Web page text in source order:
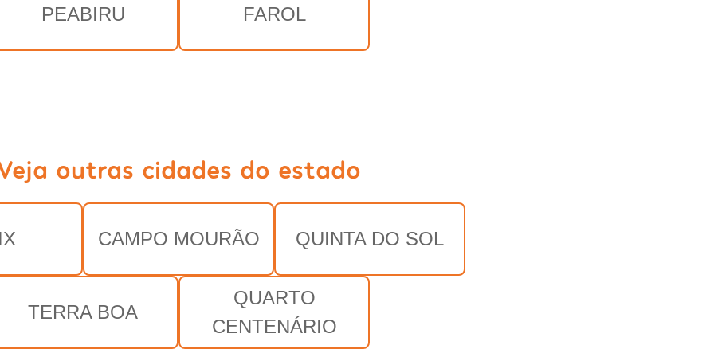
PEABIRU FAROL
outras cidades do estado
CAMPO MOURÃO QUINTA DO SOL
TERRA BOA
QUARTO
CENTENÁRIO